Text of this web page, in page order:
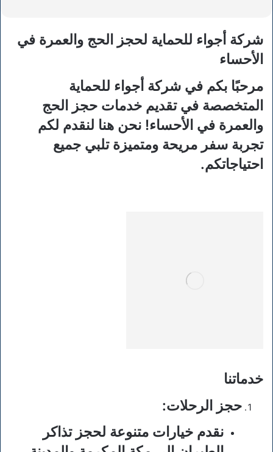
شركة أجواء للحماية لحجز الحج والعمرة في
الأحساء
مرحبًا بكم في شركة أجواء للحماية
المتخصصة في تقديم خدمات حجز الحج
والعمرة في الأحساء! نحن هنا لنقدم لكم
تجربة سفر مريحة ومتميزة تلبي جميع
احتياجاتكم.
خدماتنا
حجز الرحلات:
نقدم خيارات متنوعة لحجز تذاكر